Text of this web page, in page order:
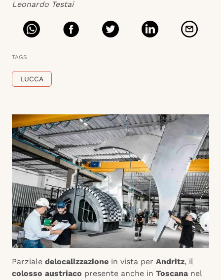
Leonardo Testai
TAGS
LUCCA
Parziale delocalizzazione in vista per Andritz, il
colosso austriaco presente anche in Toscana nel